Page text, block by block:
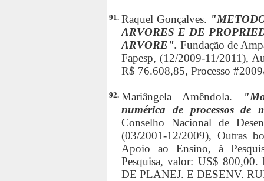
91. Raquel Gonçalves.
ARVORES E DE
ARVORE". Fundação de
Fapesp, (12/2009-11/2011),
R$ 76.608,85, Processo
92. Mariângela Amêndola.
numérica de processos de
Conselho Nacional de
(03/2001-12/2009), Outras
Apoio ao Ensino, à
Pesquisa, valor: US$
DE PLANEJ. E DESENV.